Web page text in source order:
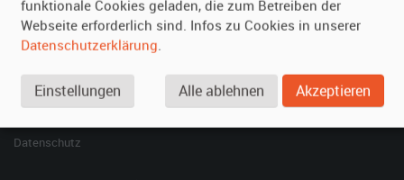
SPECIAL
Berühmte Filmautos –
Datenschutz
funktionale Cookies geladen, die zum Betreiben der
Webseite erforderlich sind. Infos zu Cookies in unserer
Datenschutzerklärung.
Einstellungen Alle ablehnen Akzeptieren